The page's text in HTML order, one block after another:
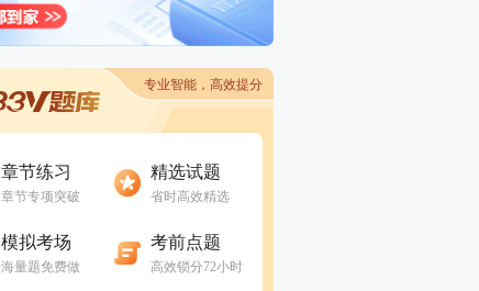
专业智能，高效提分
章节练习
章节专项突破
精选试题
省时高效精选
模拟考场
海量题免费做
考前点题
高效锁分72小时